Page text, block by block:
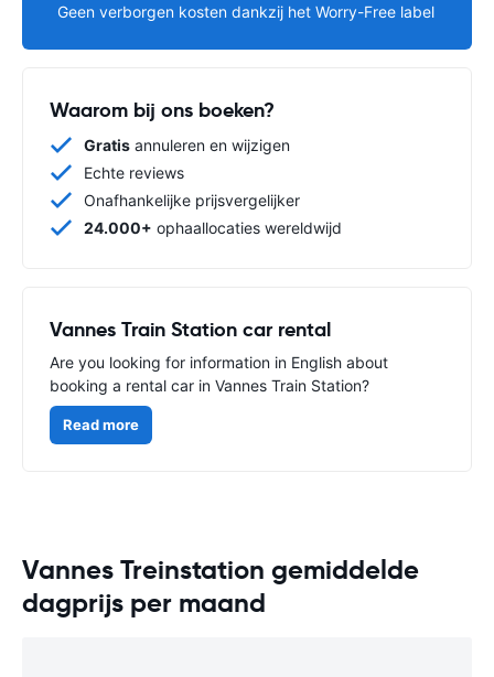
Geen verborgen kosten dankzij het Worry-Free label
Waarom bij ons boeken?
Gratis annuleren en wijzigen
Echte reviews
Onafhankelijke prijsvergelijker
24.000+ ophaallocaties wereldwijd
Vannes Train Station car rental
Are you looking for information in English about
booking a rental car in Vannes Train Station?
Read more
Vannes Treinstation gemiddelde
dagprijs per maand